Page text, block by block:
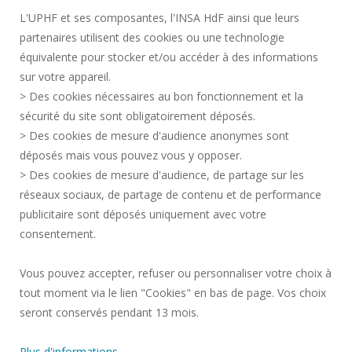
ACCESIBILIDAD
INFORMACIÓN LEGAL
CONTACTOS
DATOS PERSONALES
SERVICIOS PÚBLICOS +
CRÉDITOS
DOY MI OPINIÓN
ACCESIBILIDAD: NO CONFORME
GESTIÓN DE COOKIES
¡Únete a nosotros!
L'UPHF et ses composantes, l'INSA HdF ainsi que leurs
partenaires utilisent des cookies ou une technologie
équivalente pour stocker et/ou accéder à des informations
sur votre appareil.
> Des cookies nécessaires au bon fonctionnement et la
sécurité du site sont obligatoirement déposés.
> Des cookies de mesure d'audience anonymes sont
déposés mais vous pouvez vous y opposer.
> Des cookies de mesure d'audience, de partage sur les
réseaux sociaux, de partage de contenu et de performance
publicitaire sont déposés uniquement avec votre
consentement.
Vous pouvez accepter, refuser ou personnaliser votre choix à
tout moment via le lien "Cookies" en bas de page. Vos choix
seront conservés pendant 13 mois.